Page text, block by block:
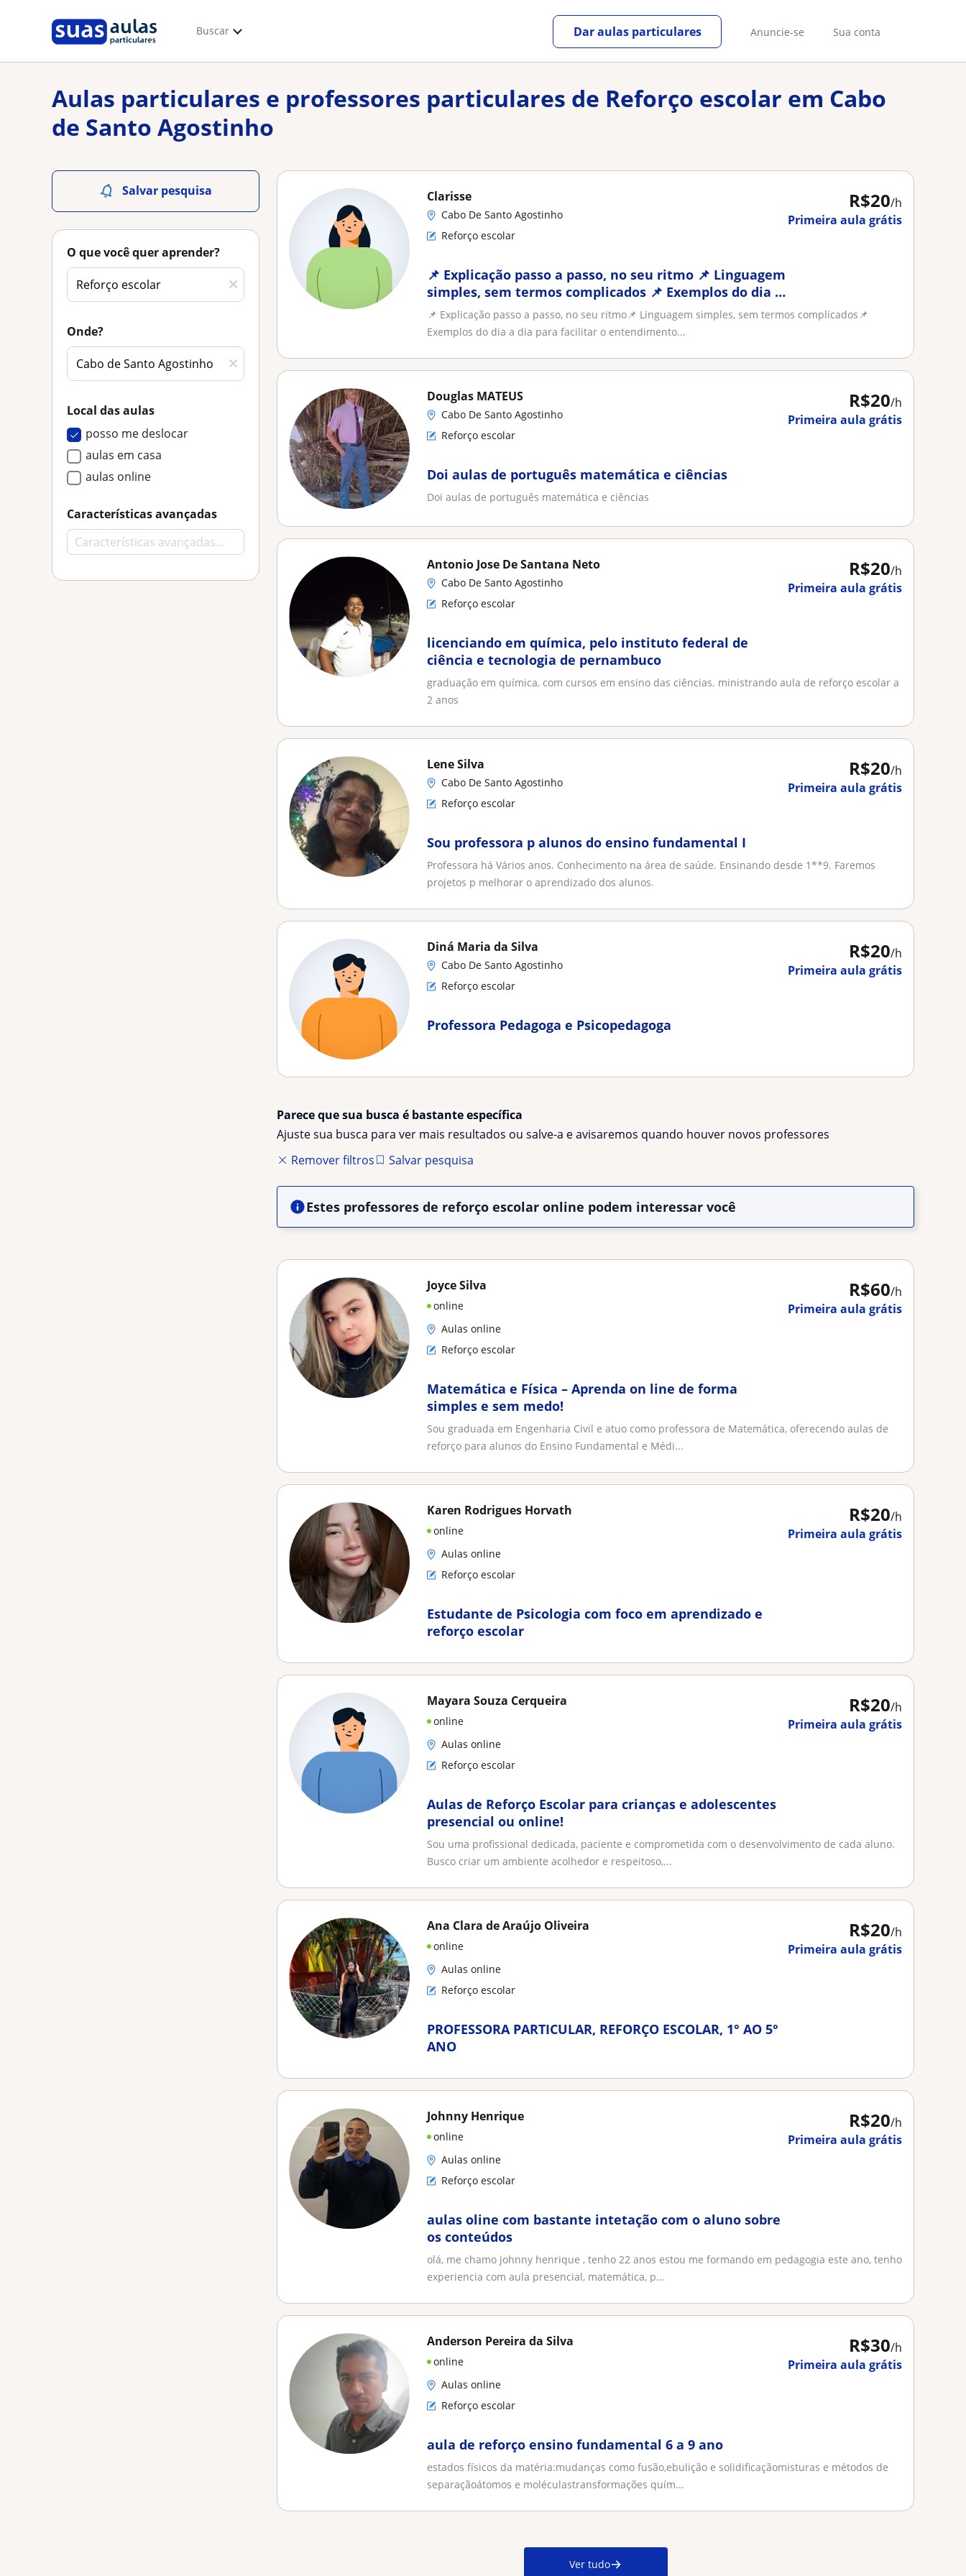
Buscar Anuncie-se Sua conta
Dar aulas particulares
Aulas particulares e professores particulares de Reforço escolar em Cabo
de Santo Agostinho
Salvar pesquisa
O que você quer aprender?
Onde?
Local das aulas
posso me deslocar
aulas em casa
aulas online
Características avançadas
R$20/h
Primeira aula grátis
Clarisse
Cabo De Santo Agostinho
Reforço escolar
📌 Explicação passo a passo, no seu ritmo 📌 Linguagem
simples, sem termos complicados 📌 Exemplos do dia a
dia para facilitar o e
📌 Explicação passo a passo, no seu ritmo📌 Linguagem simples, sem termos complicados📌
Exemplos do dia a dia para facilitar o entendimento...
R$20/h
Primeira aula grátis
Douglas MATEUS
Cabo De Santo Agostinho
Reforço escolar
Doi aulas de português matemática e ciências
Doi aulas de português matemática e ciências
R$20/h
Primeira aula grátis
Antonio Jose De Santana Neto
Cabo De Santo Agostinho
Reforço escolar
licenciando em química, pelo instituto federal de
ciência e tecnologia de pernambuco
graduação em química, com cursos em ensino das ciências. ministrando aula de reforço escolar a
2 anos
R$20/h
Primeira aula grátis
Lene Silva
Cabo De Santo Agostinho
Reforço escolar
Sou professora p alunos do ensino fundamental I
Professora há Vários anos. Conhecimento na área de saúde. Ensinando desde 1**9. Faremos
projetos p melhorar o aprendizado dos alunos.
R$20/h
Primeira aula grátis
Diná Maria da Silva
Cabo De Santo Agostinho
Reforço escolar
Professora Pedagoga e Psicopedagoga
Parece que sua busca é bastante específica
Ajuste sua busca para ver mais resultados ou salve-a e avisaremos quando houver novos professores
Remover filtros
Salvar pesquisa
Estes professores de reforço escolar online podem interessar você
R$60/h
Primeira aula grátis
Joyce Silva
online
Aulas online
Reforço escolar
Matemática e Física – Aprenda on line de forma
simples e sem medo!
Sou graduada em Engenharia Civil e atuo como professora de Matemática, oferecendo aulas de
reforço para alunos do Ensino Fundamental e Médi...
R$20/h
Primeira aula grátis
Karen Rodrigues Horvath
online
Aulas online
Reforço escolar
Estudante de Psicologia com foco em aprendizado e
reforço escolar
R$20/h
Primeira aula grátis
Mayara Souza Cerqueira
online
Aulas online
Reforço escolar
Aulas de Reforço Escolar para crianças e adolescentes
presencial ou online!
Sou uma profissional dedicada, paciente e comprometida com o desenvolvimento de cada aluno.
Busco criar um ambiente acolhedor e respeitoso,...
R$20/h
Primeira aula grátis
Ana Clara de Araújo Oliveira
online
Aulas online
Reforço escolar
PROFESSORA PARTICULAR, REFORÇO ESCOLAR, 1° AO 5°
ANO
R$20/h
Primeira aula grátis
Johnny Henrique
online
Aulas online
Reforço escolar
aulas oline com bastante intetação com o aluno sobre
os conteúdos
olá, me chamo johnny henrique , tenho 22 anos estou me formando em pedagogia este ano, tenho
experiencia com aula presencial, matemática, p...
R$30/h
Primeira aula grátis
Anderson Pereira da Silva
online
Aulas online
Reforço escolar
aula de reforço ensino fundamental 6 a 9 ano
estados físicos da matéria:mudanças como fusão,ebulição e solidificaçãomisturas e métodos de
separaçãoátomos e moléculastransformações quím...
Ver tudo